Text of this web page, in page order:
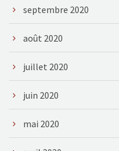
septembre 2020
août 2020
juillet 2020
juin 2020
mai 2020